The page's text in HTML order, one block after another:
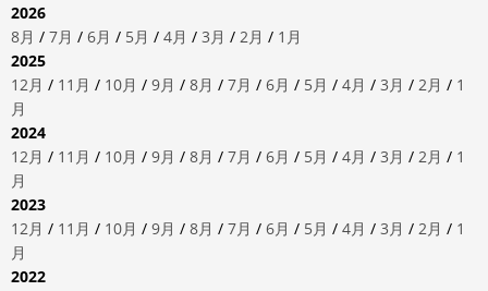
2026
8月 / 7月 / 6月 / 5月 / 4月 / 3月 / 2月 / 1月
2025
12月 / 11月 / 10月 / 9月 / 8月 / 7月 / 6月 / 5月 / 4月 / 3月 / 2月 / 1
月
2024
12月 / 11月 / 10月 / 9月 / 8月 / 7月 / 6月 / 5月 / 4月 / 3月 / 2月 / 1
月
2023
12月 / 11月 / 10月 / 9月 / 8月 / 7月 / 6月 / 5月 / 4月 / 3月 / 2月 / 1
月
2022